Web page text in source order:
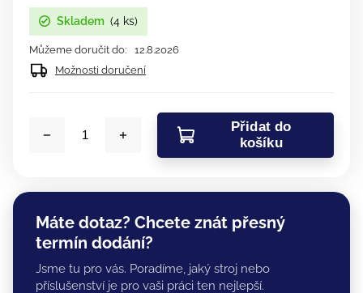
Skladem (4 ks)
Můžeme doručit do:
12.8.2026
Možnosti doručení
Přidat do
košíku
Máte dotaz? Chcete znát přesný
termín dodání?
Jsme tu pro vás. Poradíme, jaký stroj nebo
příslušenství je pro vaši práci ten nejlepší.